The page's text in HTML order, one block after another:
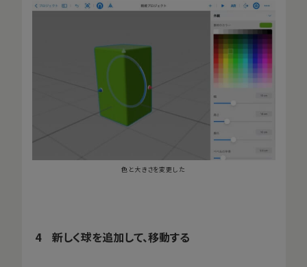
色と大きさを変更した
4 新しく球を追加して、移動する